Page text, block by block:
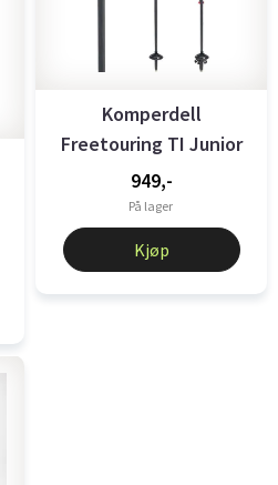
Komperdell
Freetouring TI Junior
949,-
På lager
Kjøp